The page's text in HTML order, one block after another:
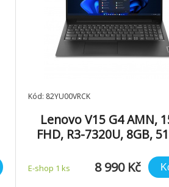
Kód: 82YU00VRCK
Lenovo V15 G4 AMN,
FHD, R3-7320U, 8GB,
černý, záruka 2
E-shop 1 ks 8 990 Kč